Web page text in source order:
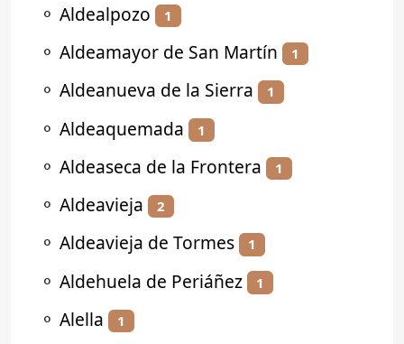
⚬ Aldealpozo 1
⚬ Aldeamayor de San Martín 1
⚬ Aldeanueva de la Sierra 1
⚬ Aldeaquemada 1
⚬ Aldeaseca de la Frontera 1
⚬ Aldeavieja 2
⚬ Aldeavieja de Tormes 1
⚬ Aldehuela de Periáñez 1
⚬ Alella 1